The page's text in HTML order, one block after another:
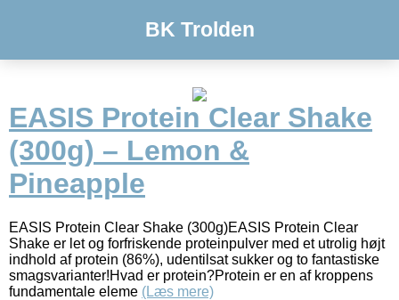
BK Trolden
EASIS Protein Clear Shake
(300g) – Lemon &
Pineapple
EASIS Protein Clear Shake (300g)EASIS Protein Clear
Shake er let og forfriskende proteinpulver med et utrolig højt
indhold af protein (86%), udentilsat sukker og to fantastiske
smagsvarianter!Hvad er protein?Protein er en af kroppens
fundamentale eleme (Læs mere)